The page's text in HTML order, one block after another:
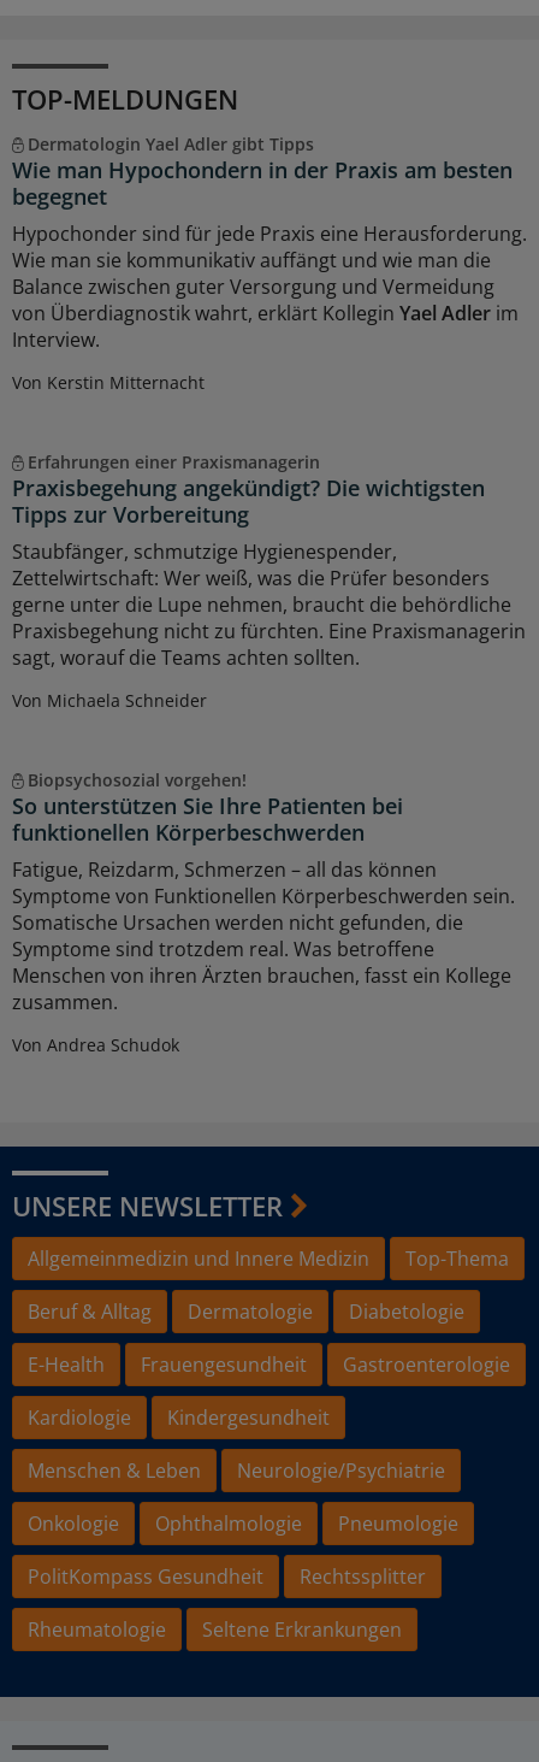
TOP-MELDUNGEN
Dermatologin Yael Adler gibt Tipps
Wie man Hypochondern in der Praxis am besten
begegnet
Hypochonder sind für jede Praxis eine Herausforderung.
Wie man sie kommunikativ auffängt und wie man die
Balance zwischen guter Versorgung und Vermeidung
von Überdiagnostik wahrt, erklärt Kollegin Yael Adler im
Interview.
Von Kerstin Mitternacht
Erfahrungen einer Praxismanagerin
Praxisbegehung angekündigt? Die wichtigsten
Tipps zur Vorbereitung
Staubfänger, schmutzige Hygienespender,
Zettelwirtschaft: Wer weiß, was die Prüfer besonders
gerne unter die Lupe nehmen, braucht die behördliche
Praxisbegehung nicht zu fürchten. Eine Praxismanagerin
sagt, worauf die Teams achten sollten.
Von Michaela Schneider
Biopsychosozial vorgehen!
So unterstützen Sie Ihre Patienten bei
funktionellen Körperbeschwerden
Fatigue, Reizdarm, Schmerzen – all das können
Symptome von Funktionellen Körperbeschwerden sein.
Somatische Ursachen werden nicht gefunden, die
Symptome sind trotzdem real. Was betroffene
Menschen von ihren Ärzten brauchen, fasst ein Kollege
zusammen.
Von Andrea Schudok
UNSERE NEWSLETTER
Allgemeinmedizin und Innere Medizin
Top-Thema
Beruf & Alltag
Dermatologie
Diabetologie
E-Health
Frauengesundheit
Gastroenterologie
Kardiologie
Kindergesundheit
Menschen & Leben
Neurologie/Psychiatrie
Onkologie
Ophthalmologie
Pneumologie
PolitKompass Gesundheit
Rechtssplitter
Rheumatologie
Seltene Erkrankungen